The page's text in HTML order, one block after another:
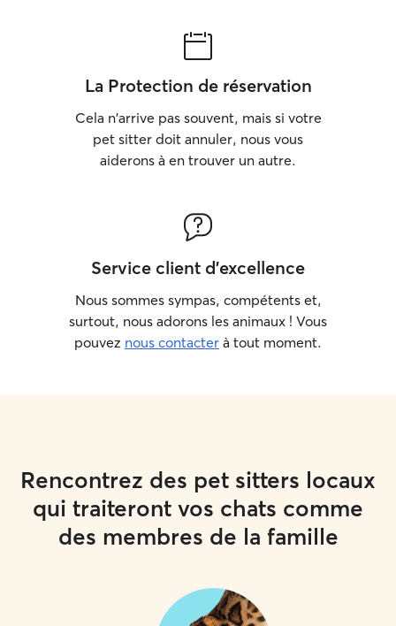
La Protection de réservation
Cela n'arrive pas souvent, mais si votre
pet sitter doit annuler, nous vous
aiderons à en trouver un autre.
Service client d'excellence
Nous sommes sympas, compétents et,
surtout, nous adorons les animaux ! Vous
pouvez nous contacter à tout moment.
Rencontrez des pet sitters locaux
qui traiteront vos chats comme
des membres de la famille